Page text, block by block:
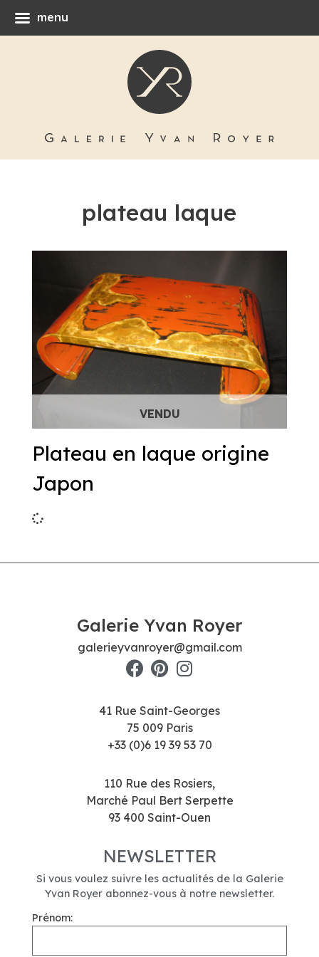
plateau laque
Plateau en laque origine
Japon
Galerie Yvan Royer
galerieyvanroyer@gmail.com
41 Rue Saint-Georges
75 009 Paris
+33 (0)6 19 39 53 70
110 Rue des Rosiers,
Marché Paul Bert Serpette
93 400 Saint-Ouen
NEWSLETTER
Si vous voulez suivre les actualités de la Galerie
Yvan Royer abonnez-vous à notre newsletter.
Prénom:
menu